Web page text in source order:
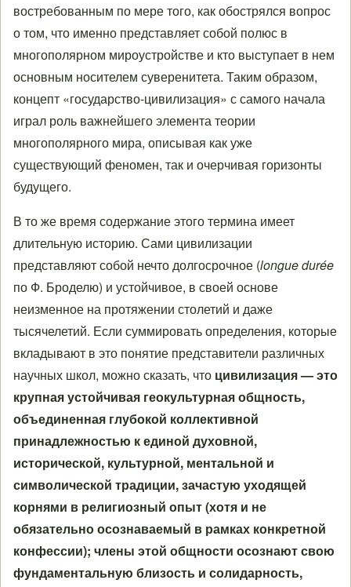
востребованным по мере того, как обострялся вопрос
о том, что именно представляет собой полюс в
многополярном мироустройстве и кто выступает в нем
основным носителем суверенитета. Таким образом,
концепт «государство-цивилизация» с самого начала
играл роль важнейшего элемента теории
многополярного мира, описывая как уже
существующий феномен, так и очерчивая горизонты
будущего.
В то же время содержание этого термина имеет
длительную историю. Сами цивилизации
представляют собой нечто долгосрочное (longue durée
по Ф. Броделю) и устойчивое, в своей основе
неизменное на протяжении столетий и даже
тысячелетий. Если суммировать определения, которые
вкладывают в это понятие представители различных
научных школ, можно сказать, что цивилизация — это
крупная устойчивая геокультурная общность,
объединенная глубокой коллективной
принадлежностью к единой духовной,
исторической, культурной, ментальной и
символической традиции, зачастую уходящей
корнями в религиозный опыт (хотя и не
обязательно осознаваемый в рамках конкретной
конфессии); члены этой общности осознают свою
фундаментальную близость и солидарность,